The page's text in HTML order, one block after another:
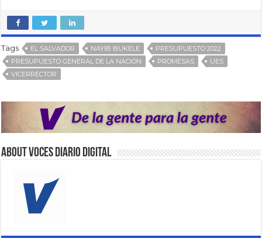
Tags EL SALVADOR NAYIB BUKELE
PRESUPUESTO 2022
PRESUPUESTO GENERAL DE LA NACION
PROMESAS
UES
VICERRECTOR
About VOCES Diario digital